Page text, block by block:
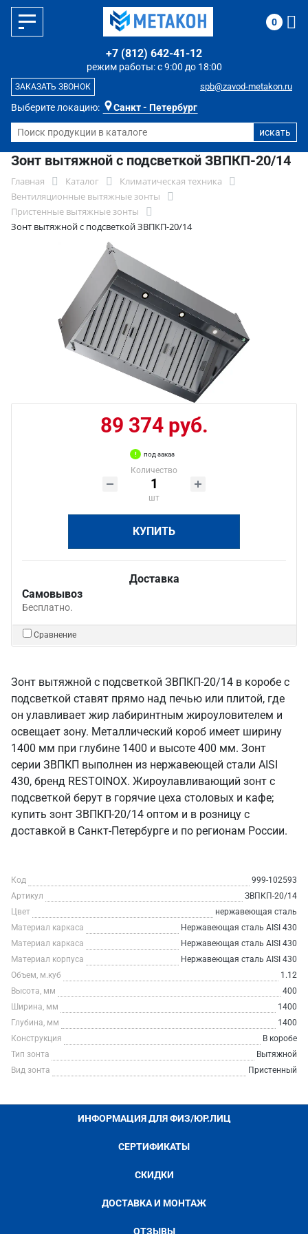
Выберите локацию: Санкт - Петербург
режим работы: с 9:00 до 18:00
+7 (812) 642-41-12
spb@zavod-metakon.ru
ЗАКАЗАТЬ ЗВОНОК
0
Зонт вытяжной с подсветкой ЗВПКП-20/14
Главная Каталог
Климатическая техника
Вентиляционные вытяжные зонты
Пристенные вытяжные зонты
Зонт вытяжной с подсветкой ЗВПКП-20/14
89 374 руб.
под заказ
Количество
шт
КУПИТЬ
Доставка
Самовывоз
Бесплатно.
Сравнение
Зонт вытяжной с подсветкой ЗВПКП-20/14 в коробе с
подсветкой ставят прямо над печью или плитой, где
он улавливает жир лабиринтным жироуловителем и
освещает зону. Металлический короб имеет ширину
1400 мм при глубине 1400 и высоте 400 мм. Зонт
серии ЗВПКП выполнен из нержавеющей стали AISI
430, бренд RESTOINOX. Жироулавливающий зонт с
подсветкой берут в горячие цеха столовых и кафе;
купить зонт ЗВПКП-20/14 оптом и в розницу с
доставкой в Санкт‑Петербурге и по регионам России.
Код
999-102593
Артикул
ЗВПКП-20/14
Цвет
нержавеющая сталь
Материал каркаса
Нержавеющая сталь AISI 430
Материал каркаса
Нержавеющая сталь AISI 430
Материал корпуса
Нержавеющая сталь AISI 430
Объем, м.куб
1.12
Высота, мм
400
Ширина, мм
1400
Глубина, мм
1400
Конструкция
В коробе
Тип зонта
Вытяжной
Вид зонта
Пристенный
ИНФОРМАЦИЯ ДЛЯ ФИЗ/ЮР.ЛИЦ
СЕРТИФИКАТЫ
СКИДКИ
ДОСТАВКА И МОНТАЖ
ОТЗЫВЫ